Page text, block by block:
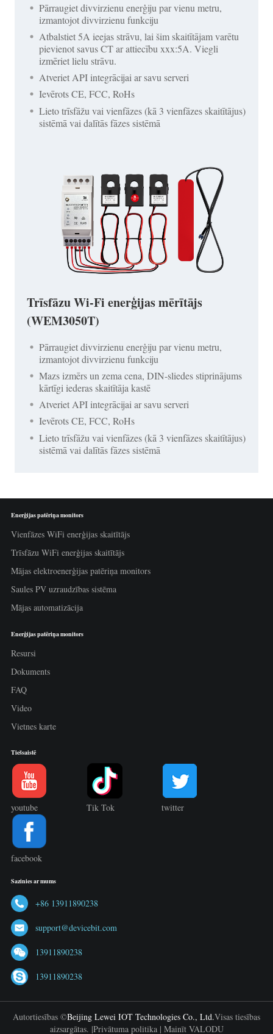
Pārraugiet divvirzienu enerģiju par vienu metru,
izmantojot divvirzienu funkciju
Atbalstiet 5A ieejas strāvu, lai šim skaitītājam varētu
pievienot savus CT ar attiecību xxx:5A. Viegli
izmēriet lielu strāvu.
Atveriet API integrācijai ar savu serveri
Ievērots CE, FCC, RoHs
Lieto trīsfāžu vai vienfāzes (kā 3 vienfāzes skaitītājus)
sistēmā vai dalītās fāzes sistēmā
Trīsfāzu Wi-Fi enerģijas mērītājs
(WEM3050T)
Pārraugiet divvirzienu enerģiju par vienu metru,
izmantojot divvirzienu funkciju
Mazs izmērs un zema cena, DIN-sliedes stiprinājums
kārtīgi iederas skaitītāja kastē
Atveriet API integrācijai ar savu serveri
Ievērots CE, FCC, RoHs
Lieto trīsfāžu vai vienfāzes (kā 3 vienfāzes skaitītājus)
sistēmā vai dalītās fāzes sistēmā
Enerģijas patēriņa monitors
Vienfāzes WiFi enerģijas skaitītājs
Trīsfāzu WiFi enerģijas skaitītājs
Mājas elektroenerģijas patēriņa monitors
Saules PV uzraudzības sistēma
Mājas automatizācija
Enerģijas patēriņa monitors
Resursi
Dokuments
FAQ
Video
Vietnes karte
Tiešsaistē
youtube Tik Tok twitter
facebook
Sazinies ar mums
+86 13911890238
support@devicebit.com
13911890238
13911890238
Autortiesības ©Beijing Lewei IOT Technologies Co., Ltd.Visas tiesības
aizsargātas. |Privātuma politika| Mainīt VALODU